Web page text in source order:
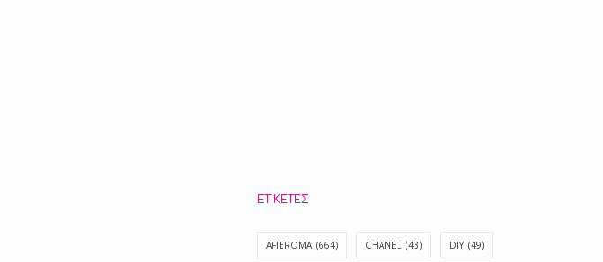
ΕΤΙΚΈΤΕΣ
AFIEROMA (664) CHANEL (43) DIY (49)